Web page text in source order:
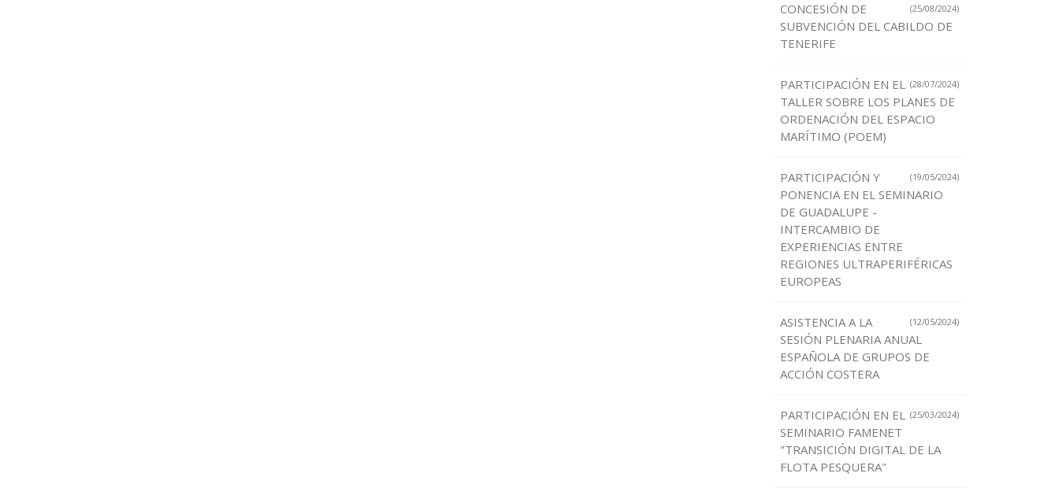
(25/08/2024)
CONCESIÓN DE
SUBVENCIÓN DEL CABILDO DE
TENERIFE
(28/07/2024)
PARTICIPACIÓN EN EL
TALLER SOBRE LOS PLANES DE
ORDENACIÓN DEL ESPACIO
MARÍTIMO (POEM)
(19/05/2024)
PARTICIPACIÓN Y
PONENCIA EN EL SEMINARIO
DE GUADALUPE -
INTERCAMBIO DE
EXPERIENCIAS ENTRE
REGIONES ULTRAPERIFÉRICAS
EUROPEAS
(12/05/2024)
ASISTENCIA A LA
SESIÓN PLENARIA ANUAL
ESPAÑOLA DE GRUPOS DE
ACCIÓN COSTERA
(25/03/2024)
PARTICIPACIÓN EN EL
SEMINARIO FAMENET
"TRANSICIÓN DIGITAL DE LA
FLOTA PESQUERA"